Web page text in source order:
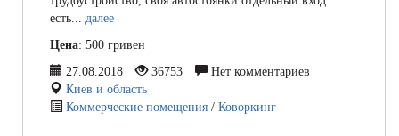
есть... далее
Цена: 500 гривен
27.08.2018
36753
Нет комментариев
Киев и область
Коммерческие помещения / Коворкинг